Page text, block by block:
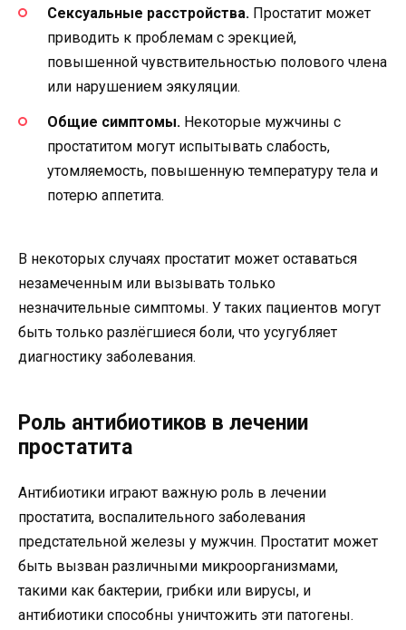
Сексуальные расстройства. Простатит может
приводить к проблемам с эрекцией,
повышенной чувствительностью полового члена
или нарушением эякуляции.
Общие симптомы. Некоторые мужчины с
простатитом могут испытывать слабость,
утомляемость, повышенную температуру тела и
потерю аппетита.
В некоторых случаях простатит может оставаться
незамеченным или вызывать только
незначительные симптомы. У таких пациентов могут
быть только разлёгшиеся боли, что усугубляет
диагностику заболевания.
Роль антибиотиков в лечении
простатита
Антибиотики играют важную роль в лечении
простатита, воспалительного заболевания
предстательной железы у мужчин. Простатит может
быть вызван различными микроорганизмами,
такими как бактерии, грибки или вирусы, и
антибиотики способны уничтожить эти патогены.